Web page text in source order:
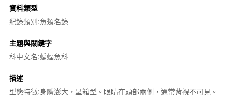
資料類型
紀錄類別:魚類名錄
主題與關鍵字
科中文名:蝙蝠魚科
描述
型態特徵:身體澎大，呈箱型。眼睛在頭部兩側，通常背視不可見。